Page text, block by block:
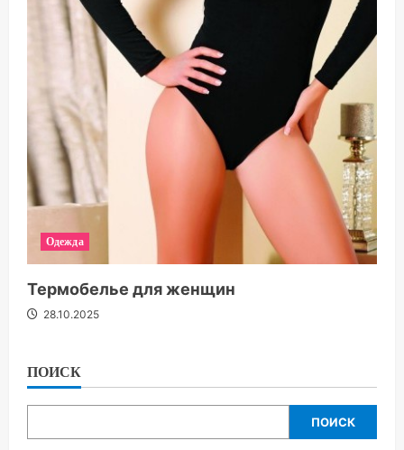
Одежда
Термобелье для женщин
28.10.2025
ПОИСК
ПОИСК